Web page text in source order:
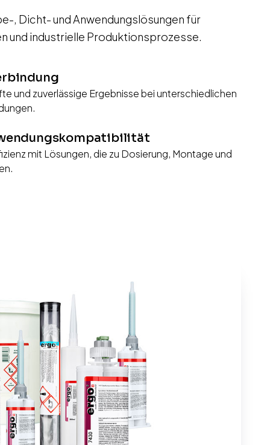
, Dicht- und Anwendungslösungen für
und industrielle Produktionsprozesse.
und zuverlässige Ergebnisse bei unterschiedlichen
mit Lösungen, die zu Dosierung, Montage und